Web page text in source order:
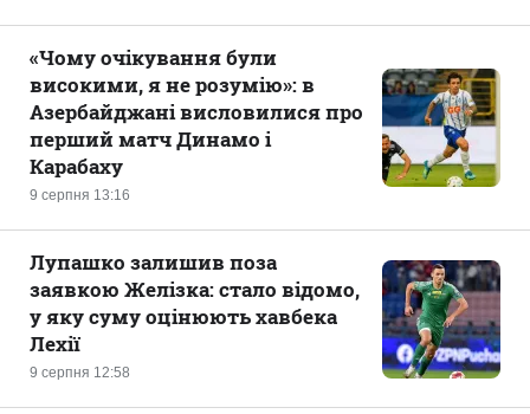
9 серпня 13:16
«Чому очікування були
високими, я не розумію»: в
Азербайджані висловилися про
перший матч Динамо і
Карабаху
9 серпня 12:58
Лупашко залишив поза
заявкою Желізка: стало відомо,
у яку суму оцінюють хавбека
Лехії